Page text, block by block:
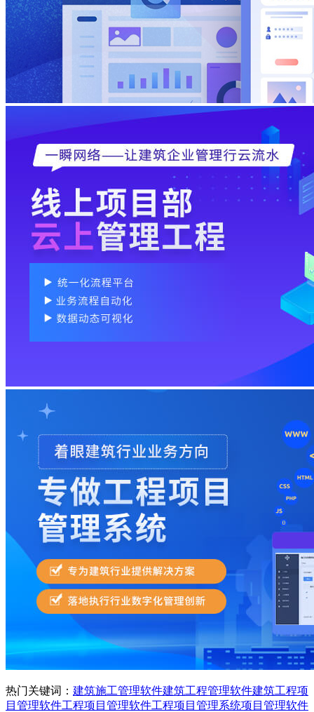
热门关键词： 建筑施工管理软件建筑工程管理软件建筑工程项
目管理软件工程项目管理软件工程项目管理系统项目管理软件